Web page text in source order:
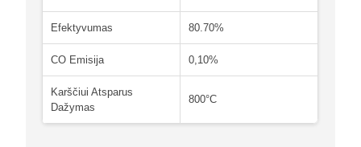
Efektyvumas 80.70%
CO Emisija 0,10%
Karščiui Atsparus
Dažymas
800°C